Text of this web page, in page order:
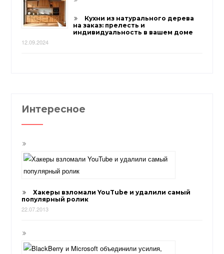
Кухни из натурального дерева
на заказ: прелесть и
индивидуальность в вашем доме
12.09.2024
Интересное
Хакеры взломали YouTube и удалили самый
популярный ролик
22.07.2013